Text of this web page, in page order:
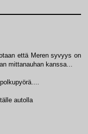
että Meren syvyys on
mittanauhan kanssa...
autolla